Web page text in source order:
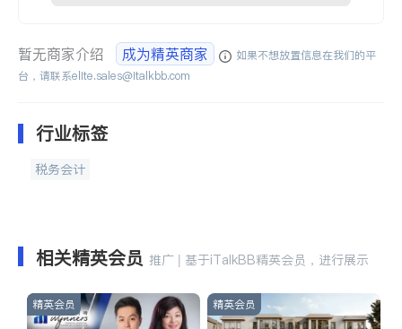
暂无商家介绍 成为精英商家
如果不想放置信息在我们的平
台，请联系elite.sales@italkbb.com
行业标签
税务会计
相关精英会员 推广 | 基于iTalkBB精英会员，进行展示
精英会员 精英会员